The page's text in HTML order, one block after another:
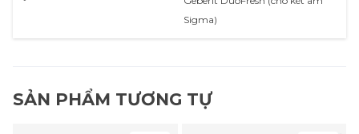
Sigma)
SẢN PHẨM TƯƠNG TỰ